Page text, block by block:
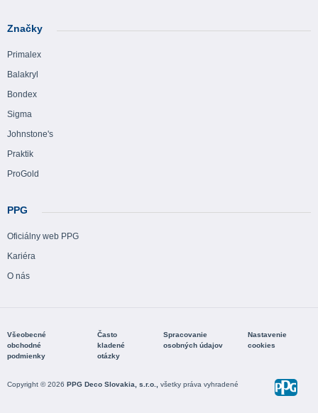
Značky
Primalex
Balakryl
Bondex
Sigma
Johnstone's
Praktik
ProGold
PPG
Oficiálny web PPG
Kariéra
O nás
Všeobecné
obchodné
podmienky
Často
kladené
otázky
Spracovanie
osobných údajov
Nastavenie
cookies
Copyright © 2026 PPG Deco Slovakia, s.r.o., všetky práva vyhradené